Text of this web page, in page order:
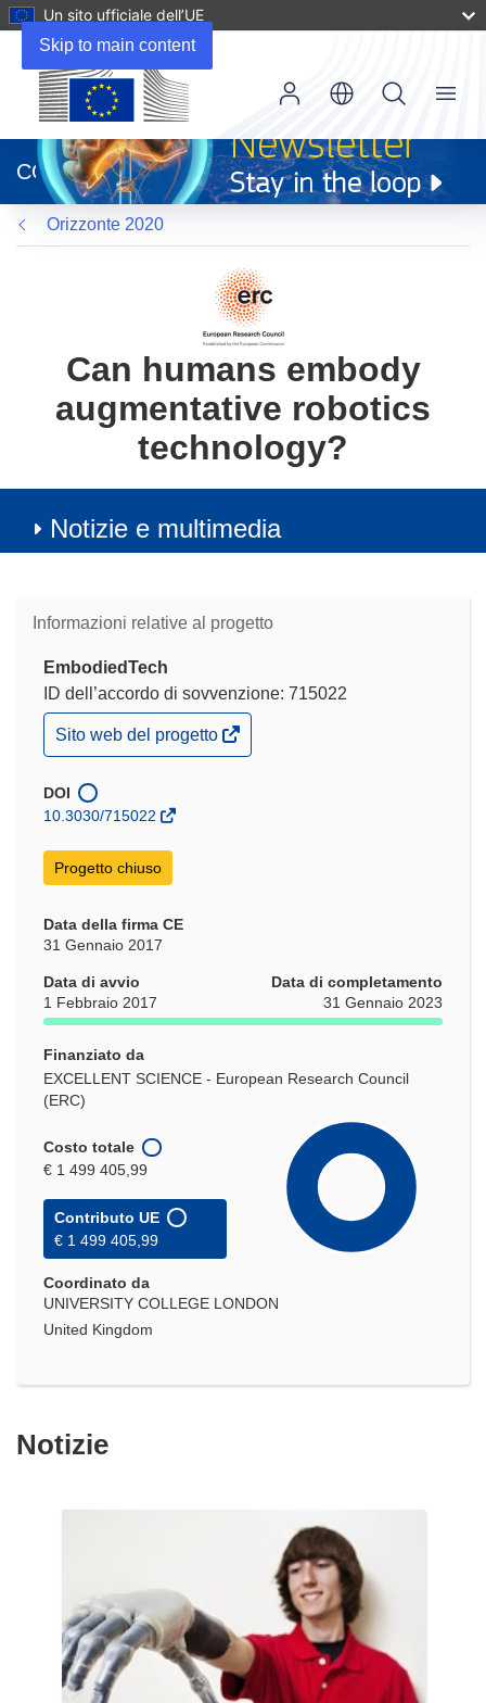
Skip to main content
Un sito ufficiale dell’UE
apre
in
una
nuova
finestra)
CORDIS
Menu
Orizzonte 2020
Can humans embody
augmentative robotics
technology?
Notizie e multimedia
Informazioni relative al progetto
EmbodiedTech
ID dell’accordo di sovvenzione: 715022
(si
apre
una
nuova
Sito web del progetto
DOI
10.3030/715022
Progetto chiuso
Data della firma CE
31 Gennaio 2017
Data di avvio
1 Febbraio 2017
Data di completamento
31 Gennaio 2023
Finanziato da
EXCELLENT SCIENCE - European Research Council
(ERC)
Costo totale
€ 1 499 405,99
Contributo UE
€ 1 499 405,99
Coordinato da
UNIVERSITY COLLEGE LONDON
United Kingdom
Notizie